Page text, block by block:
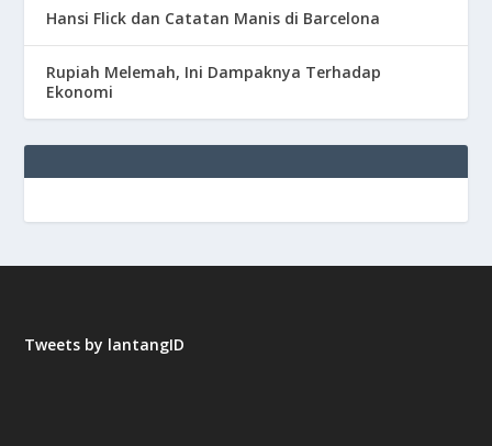
Hansi Flick dan Catatan Manis di Barcelona
Rupiah Melemah, Ini Dampaknya Terhadap
Ekonomi
Tweets by lantangID